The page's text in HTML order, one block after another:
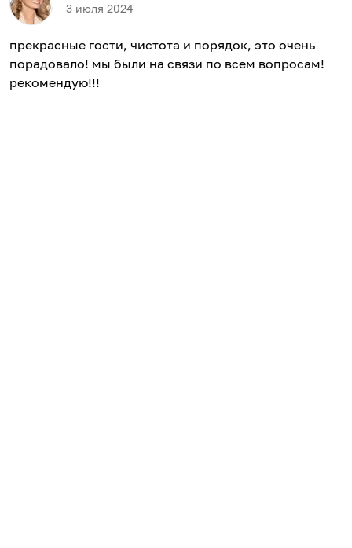
3 июля 2024
прекрасные гости, чистота и порядок, это очень
порадовало! мы были на связи по всем вопросам!
рекомендую!!!